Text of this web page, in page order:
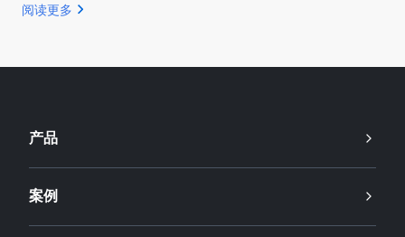
阅读更多
产品
案例